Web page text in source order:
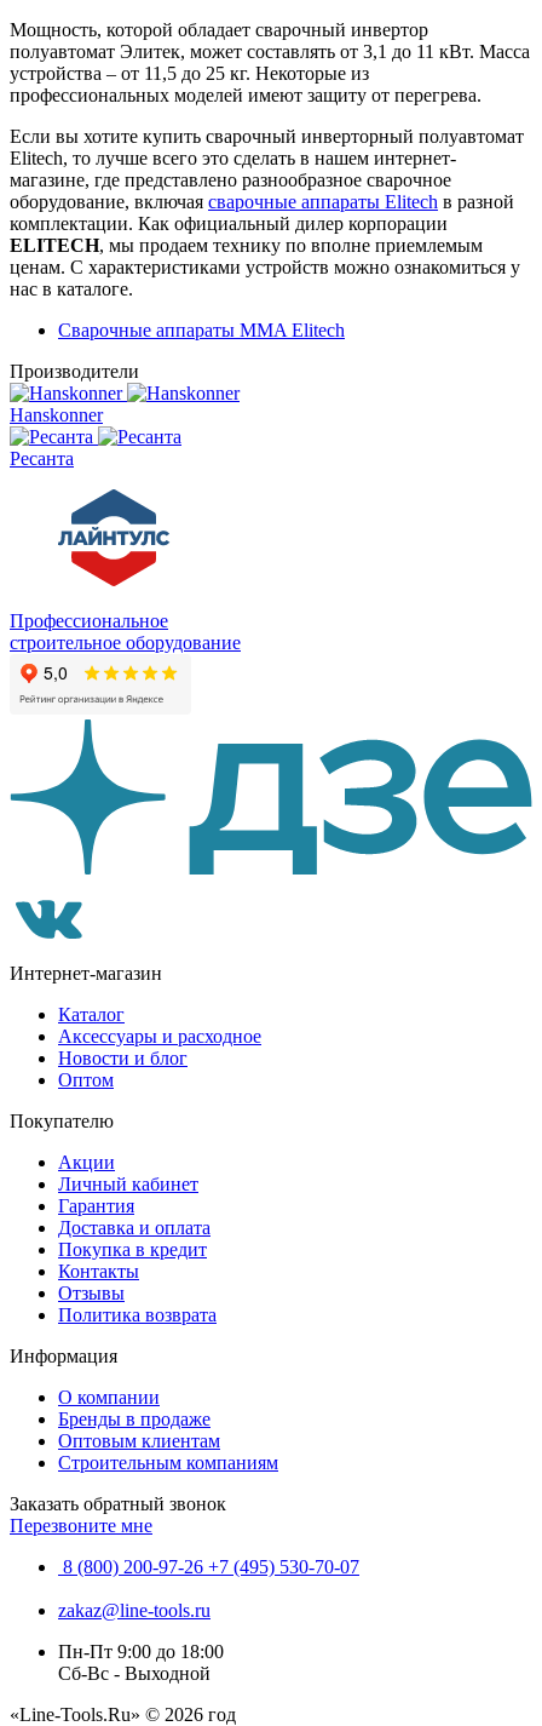
Мощность, которой обладает сварочный инвертор
полуавтомат Элитек, может составлять от 3,1 до 11 кВт. Масса
устройства – от 11,5 до 25 кг. Некоторые из
профессиональных моделей имеют защиту от перегрева.
Если вы хотите купить сварочный инверторный полуавтомат
Elitech, то лучше всего это сделать в нашем интернет-
магазине, где представлено разнообразное сварочное
оборудование, включая сварочные аппараты Elitech в разной
комплектации. Как официальный дилер корпорации
ELITECH, мы продаем технику по вполне приемлемым
ценам. С характеристиками устройств можно ознакомиться у
нас в каталоге.
Сварочные аппараты MMA Elitech
Производители
Hanskonner
Ресанта
Профессиональное
строительное оборудование
Интернет-магазин
Каталог
Аксессуары и расходное
Новости и блог
Оптом
Покупателю
Акции
Личный кабинет
Гарантия
Доставка и оплата
Покупка в кредит
Контакты
Отзывы
Политика возврата
Информация
О компании
Бренды в продаже
Оптовым клиентам
Строительным компаниям
Заказать обратный звонок
Перезвоните мне
8 (800) 200-97-26 +7 (495) 530-70-07
zakaz@line-tools.ru
Пн-Пт 9:00 до 18:00
Сб-Вс - Выходной
«Line-Tools.Ru» © 2026 год